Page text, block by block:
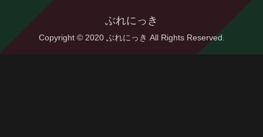
ぶれにっき
Copyright © 2020 ぶれにっき All Rights Reserved.